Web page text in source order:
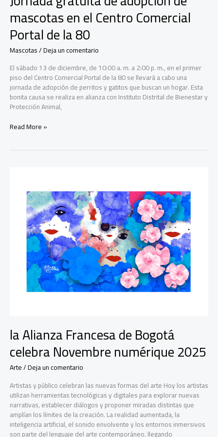
mascotas en el Centro Comercial
Portal de la 80
Mascotas/Deja un comentario
El sábado 13 de diciembre, de 10:00 a. m. a 2:00 p. m., en el primer
piso del Centro Comercial Portal de la 80 se llevará a cabo una
jornada de adopción de perritos y gatitos que buscan un hogar. Esta
bonita causa se realiza en alianza con Instituto Distrital de Bienestar y
Protección Animal,
Jornada
Centro
Comercial
Read More »
la Alianza Francesa de Bogotá
celebra Novembre numérique 2025
Arte/Deja un comentario
Artistas y público celebran las nuevas formas del arte Hoy los artistas
utilizan herramientas tecnológicas y digitales para explorar nuevas
narrativas, establecer diálogos y proponer miradas distintas que
amplían los límites de la creación. La realidad aumentada, la
inteligencia artificial, el sonido envolvente y los entornos inmersivos
son parte del lenguaje del arte contemporáneo, llegando